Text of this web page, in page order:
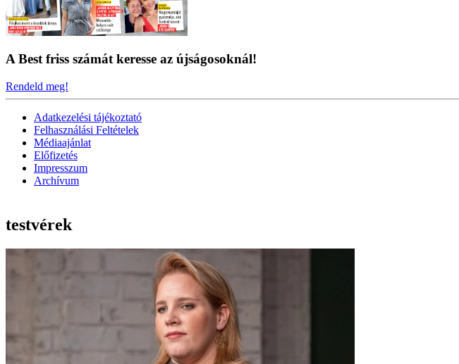
A Best friss számát keresse az újságosoknál!
Rendeld meg!
Adatkezelési tájékoztató
Felhasználási Feltételek
Médiaajánlat
Előfizetés
Impresszum
Archívum
testvérek